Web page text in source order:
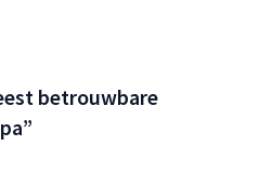
betrouwbare